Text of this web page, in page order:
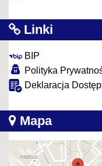
Linki
BIP
Polityka
Deklaracja
Mapa